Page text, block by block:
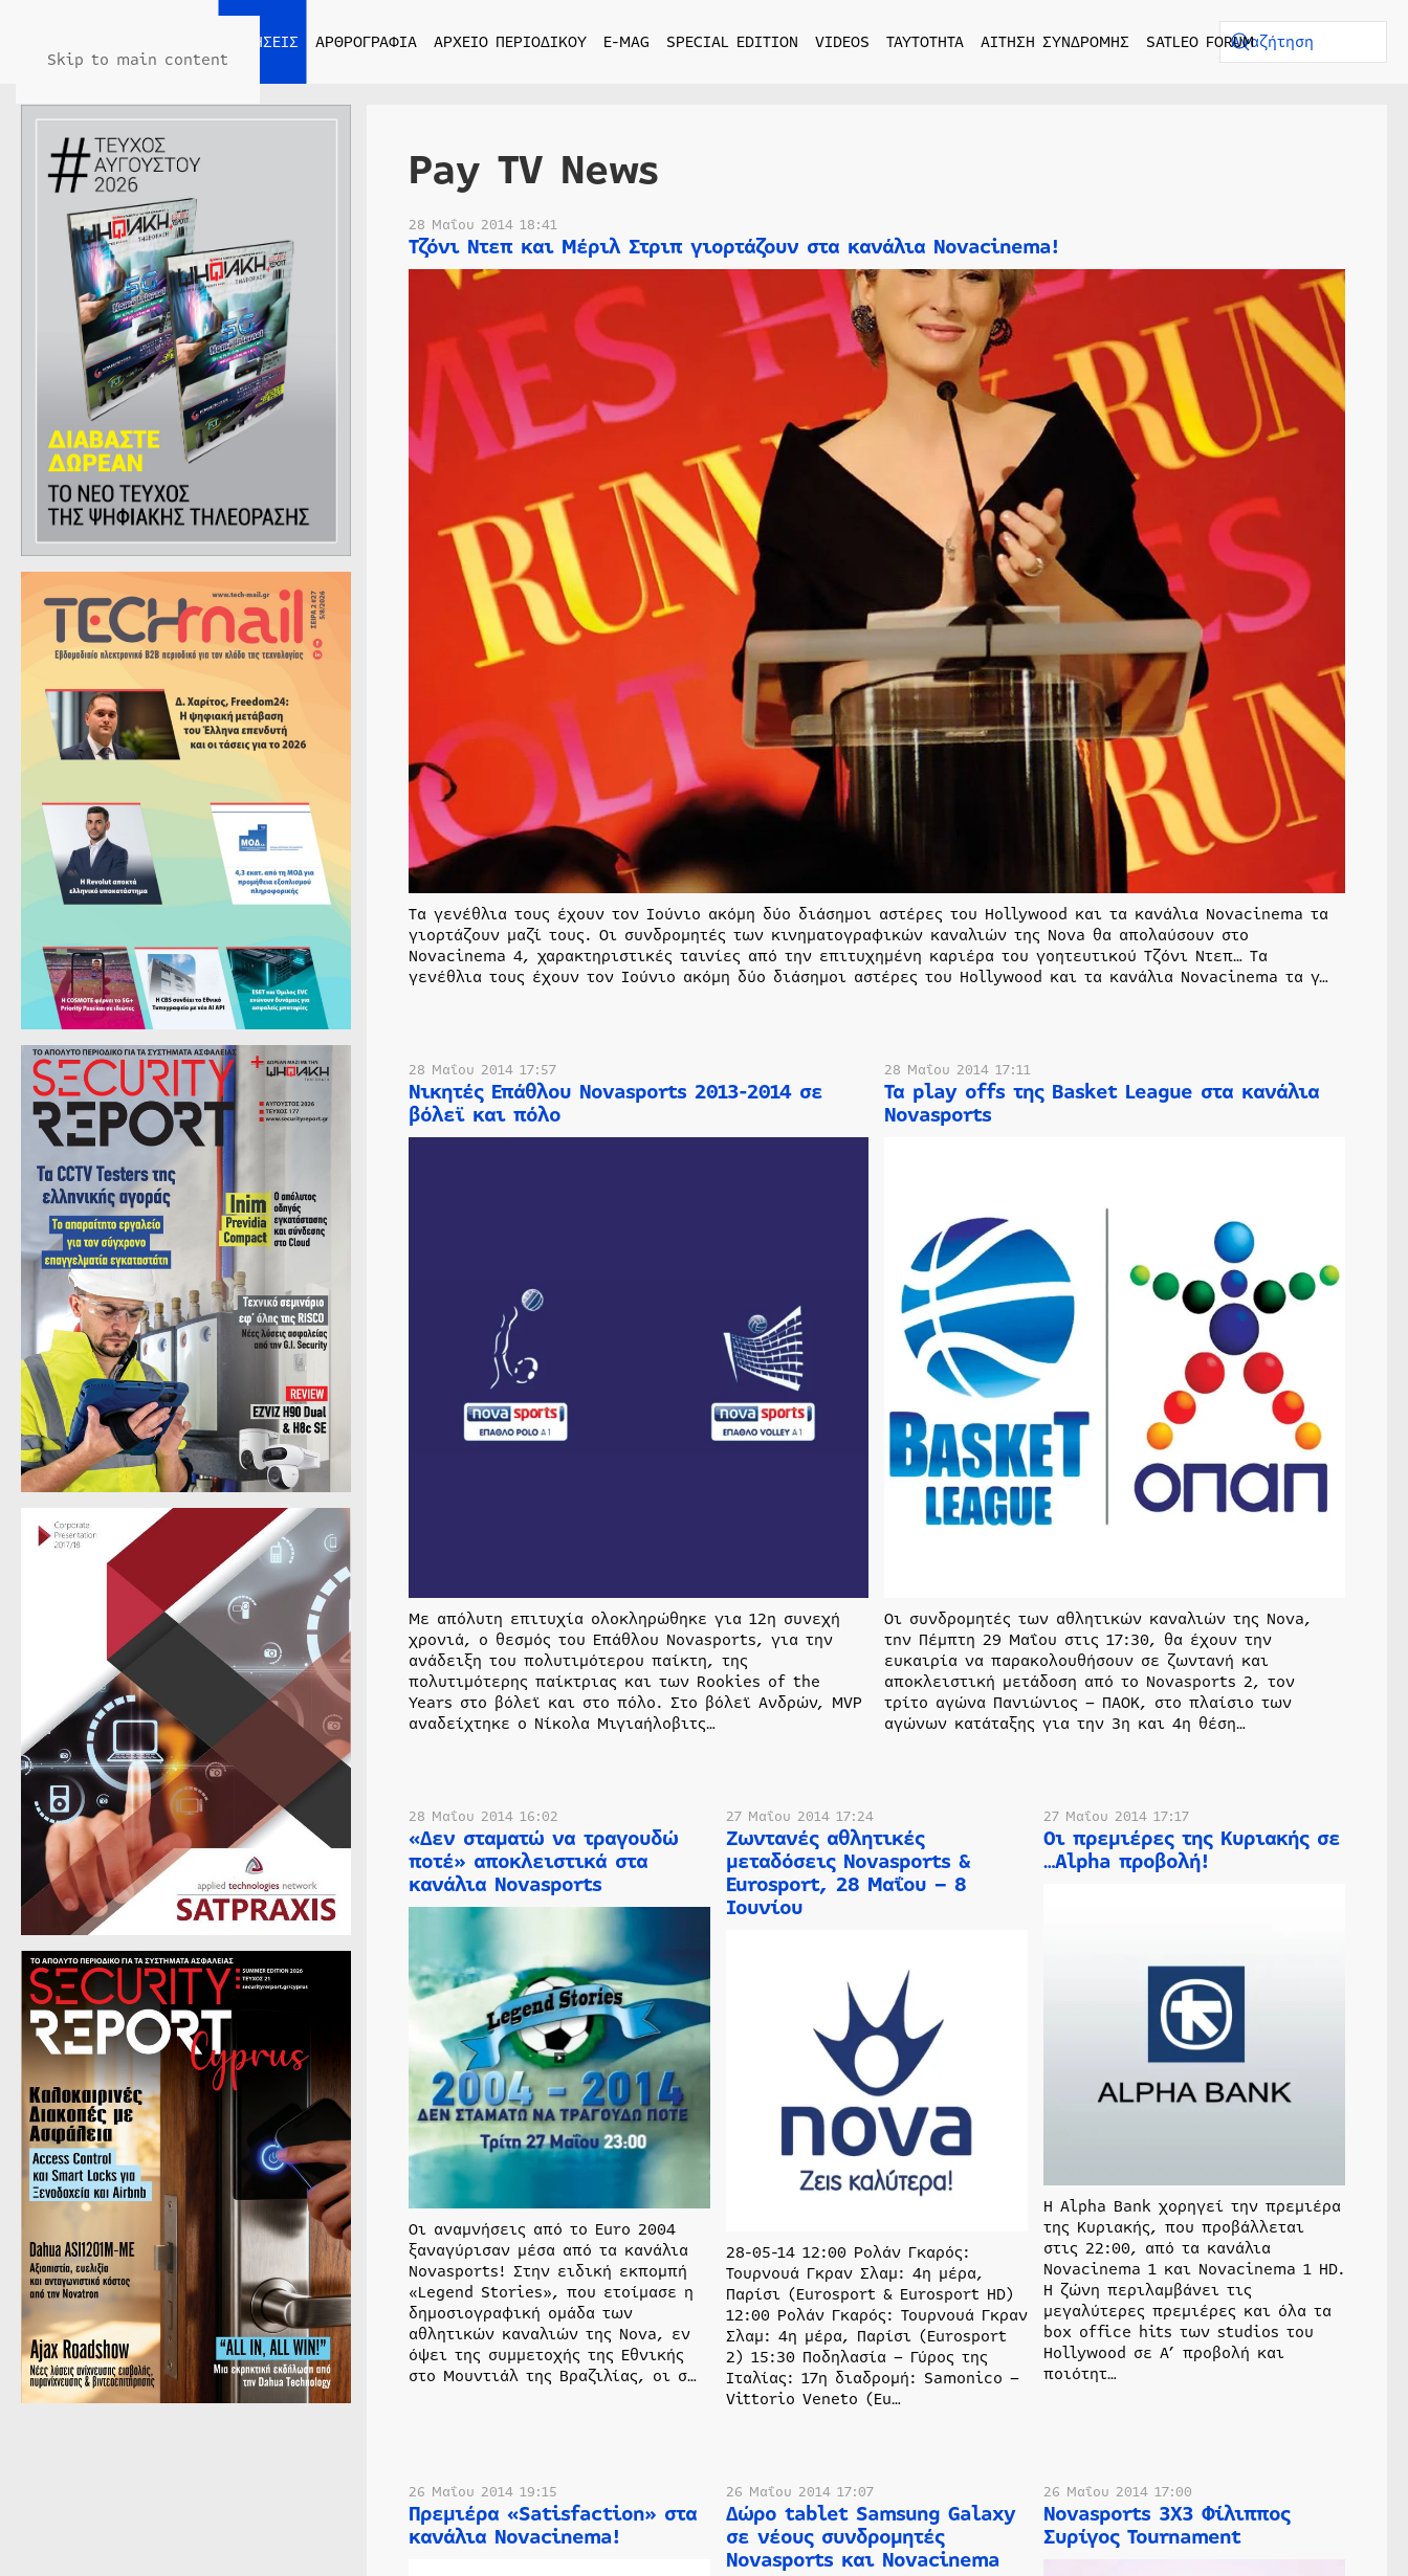
Skip to main content
ΕΙΔΗΣΕΙΣ ΑΡΘΡΟΓΡΑΦΙΑ ΑΡΧΕΙΟ ΠΕΡΙΟΔΙΚΟΥ E-MAG SPECIAL EDITION VIDEOS ΤΑΥΤΟΤΗΤΑ ΑΙΤΗΣΗ ΣΥΝΔΡΟΜΗΣ SATLEO FORUM
Pay TV News
28 Μαΐου 2014 18:41
Τζόνι Ντεπ και Μέριλ Στριπ γιορτάζουν στα κανάλια Novacinema!
Τα γενέθλια τους έχουν τον Ιούνιο ακόμη δύο διάσημοι αστέρες του Hollywood και τα κανάλια Novacinema τα
γιορτάζουν μαζί τους. Οι συνδρομητές των κινηματογραφικών καναλιών της Nova θα απολαύσουν στο
Novacinema 4, χαρακτηριστικές ταινίες από την επιτυχημένη καριέρα του γοητευτικού Τζόνι Ντεπ… Τα
γενέθλια τους έχουν τον Ιούνιο ακόμη δύο διάσημοι αστέρες του Hollywood και τα κανάλια Novacinema τα γ…
28 Μαΐου 2014 17:57
Νικητές Επάθλου Novasports 2013-2014 σε
βόλεϊ και πόλο
Με απόλυτη επιτυχία ολοκληρώθηκε για 12η συνεχή
χρονιά, ο θεσμός του Επάθλου Novasports, για την
ανάδειξη του πολυτιμότερου παίκτη, της
πολυτιμότερης παίκτριας και των Rookies of the
Years στο βόλεϊ και στο πόλο. Στο βόλεϊ Ανδρών, MVP
αναδείχτηκε ο Νίκολα Μιγιαήλοβιτς…
28 Μαΐου 2014 17:11
Τα play offs της Basket League στα κανάλια
Novasports
Οι συνδρομητές των αθλητικών καναλιών της Nova,
τnν Πέμπτη 29 Μαΐου στις 17:30, θα έχουν την
ευκαιρία να παρακολουθήσουν σε ζωντανή και
αποκλειστική μετάδοση από το Novasports 2, τον
τρίτο αγώνα Πανιώνιος – ΠΑΟΚ, στο πλαίσιο των
αγώνων κατάταξης για την 3η και 4η θέση…
28 Μαΐου 2014 16:02
«Δεν σταματώ να τραγουδώ
ποτέ» αποκλειστικά στα
κανάλια Novasports
Οι αναμνήσεις από το Euro 2004
ξαναγύρισαν μέσα από τα κανάλια
Novasports! Στην ειδική εκπομπή
«Legend Stories», που ετοίμασε η
δημοσιογραφική ομάδα των
αθλητικών καναλιών της Nova, εν
όψει της συμμετοχής της Εθνικής
στο Μουντιάλ της Βραζιλίας, οι σ…
27 Μαΐου 2014 17:24
Ζωντανές αθλητικές
μεταδόσεις Novasports &
Eurosport, 28 Μαΐου – 8
Ιουνίου
28-05-14 12:00 Ρολάν Γκαρός:
Τουρνουά Γκραν Σλαμ: 4η μέρα,
Παρίσι (Eurosport & Eurosport HD)
12:00 Ρολάν Γκαρός: Τουρνουά Γκραν
Σλαμ: 4η μέρα, Παρίσι (Eurosport
2) 15:30 Ποδηλασία – Γύρος της
Ιταλίας: 17η διαδρομή: Samonico –
Vittorio Veneto (Eu…
27 Μαΐου 2014 17:17
Οι πρεμιέρες της Κυριακής σε
…Alpha προβολή!
Η Alpha Bank χορηγεί την πρεμιέρα
της Κυριακής, που προβάλλεται
στις 22:00, από τα κανάλια
Novacinema 1 και Novacinema 1 HD.
H ζώνη περιλαμβάνει τις
μεγαλύτερες πρεμιέρες και όλα τα
box office hits των studios του
Hollywood σε Α’ προβολή και
ποιότητ…
26 Μαΐου 2014 19:15
Πρεμιέρα «Satisfaction» στα
κανάλια Novacinema!
26 Μαΐου 2014 17:07
Δώρο tablet Samsung Galaxy
σε νέους συνδρομητές
Novasports και Novacinema
26 Μαΐου 2014 17:00
Novasports 3X3 Φίλιππος
Συρίγος Tournament